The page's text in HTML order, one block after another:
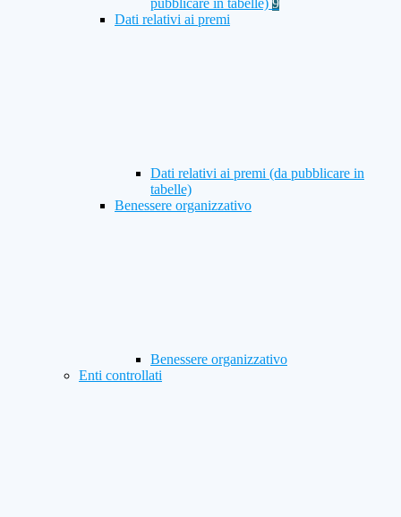
pubblicare in tabelle) 9
Dati relativi ai premi
Dati relativi ai premi (da pubblicare in
tabelle)
Benessere organizzativo
Benessere organizzativo
Enti controllati